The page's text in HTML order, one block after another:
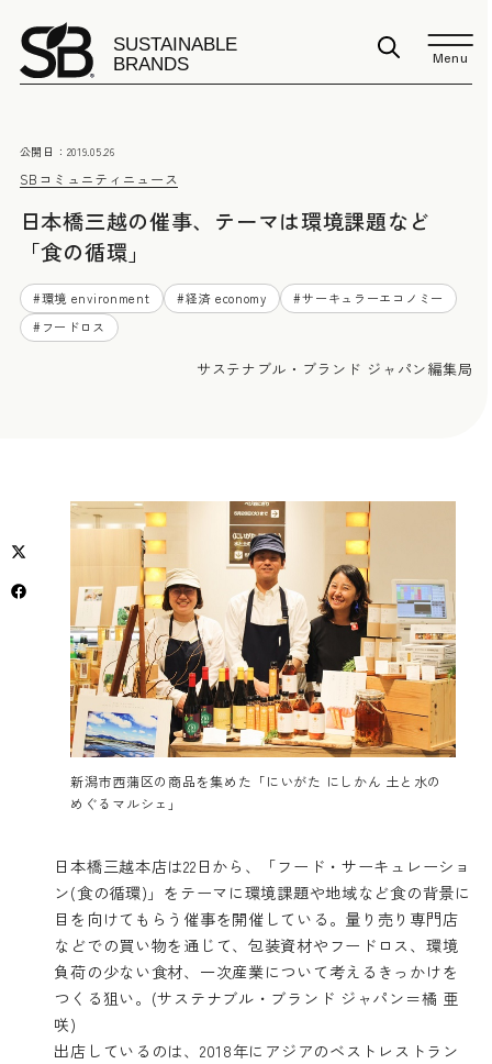
Menu
SBコミュニティニュース
公開日： 2019.05.26
日本橋三越の催事、テーマは環境課題など
「食の循環」
#環境 environment #経済 economy #サーキュラーエコノミー
#フードロス
サステナブル・ブランド ジャパン編集局
新潟市西蒲区の商品を集めた「にいがた にしかん 土と水の
めぐるマルシェ」
日本橋三越本店は22日から、「フード・サーキュレーショ
ン(食の循環)」をテーマに環境課題や地域など食の背景に
目を向けてもらう催事を開催している。量り売り専門店
などでの買い物を通じて、包装資材やフードロス、環境
負荷の少ない食材、一次産業について考えるきっかけを
つくる狙い。(サステナブル・ブランド ジャパン＝橘 亜
咲)
出店しているのは、2018年にアジアのベストレストラン